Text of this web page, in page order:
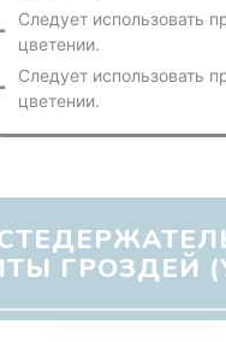
ГРОЗДЕЙ
Следует использовать
цветении.
Следует использовать
цветении.